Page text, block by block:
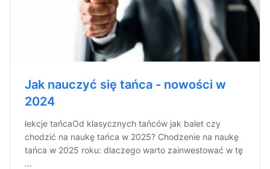
Jak nauczyć się tańca - nowości w
2024
lekcje tańcaOd klasycznych tańców jak balet czy
chodzić na naukę tańca w 2025? Chodzenie na naukę
tańca w 2025 roku: dlaczego warto zainwestować w tę
...